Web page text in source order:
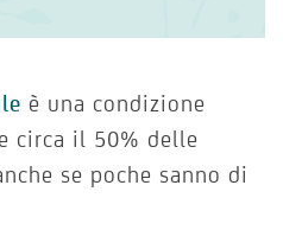
è una condizione
circa il 50% delle
se poche sanno di